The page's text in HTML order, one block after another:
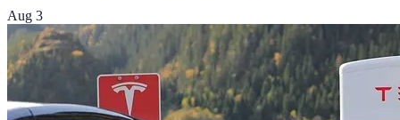
Aug 3